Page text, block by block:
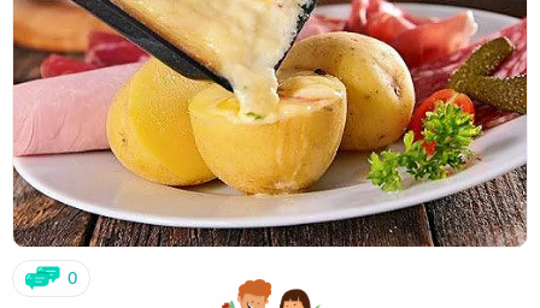
Les membres de l'OGEC
0